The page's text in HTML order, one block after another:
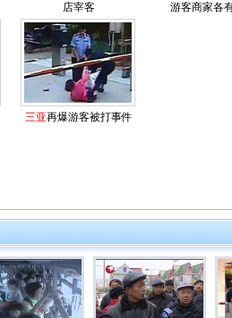
店宰客
游客商家各
三亚再爆游客被打事件